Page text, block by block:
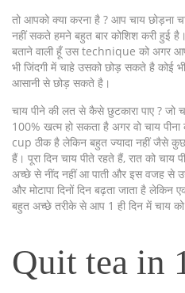
तो आपको क्या करना है ? आप चाय छोड़ना
नहीं सकते हमने बहुत बार कोशिश करी
बताने वाली हूँ उस technique को अगर
भी जिंदगी में चाहे उसको छोड़ सकते है कोई
आसानी से छोड़ सकते है।
चाय पीने की लत से कैसे छुटकारा पाए ? जो
100% खत्म हो सकता है अगर वो चाय
cup ठीक है लेकिन बहुत ज्यादा नहीं जैसे
हैं। पूरा दिन चाय पीते रहते हैं, रात को
अच्छे से नींद नहीं आ पाती और इस वजह से
और मोटापा दिनों दिन बढ़ता जाता है
बहुत अच्छे तरीके से आप 1 ही दिन में चाय
Quit tea in